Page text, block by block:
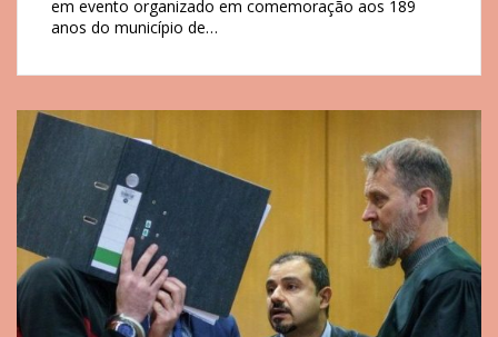
em evento organizado em comemoração aos 189
anos do município de…